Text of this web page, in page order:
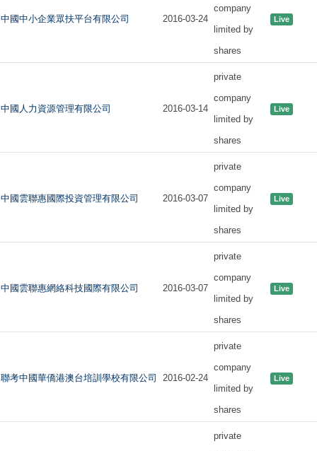
中國中小企業眾扶平台有限公司 2016-03-24
company
limited by
shares
Live
中國人力資源管理有限公司 2016-03-14
private
company
limited by
shares
Live
中國雲聯惠國際投資管理有限公司 2016-03-07
private
company
limited by
shares
Live
中國雲聯惠網絡科技國際有限公司 2016-03-07
private
company
limited by
shares
Live
聯考中國華僑港澳台培訓學校有限公司 2016-02-24
private
company
limited by
shares
Live
private